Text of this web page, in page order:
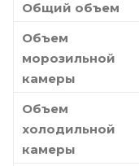
Общий объем
Объем
морозильной
камеры
Объем
холодильной
камеры